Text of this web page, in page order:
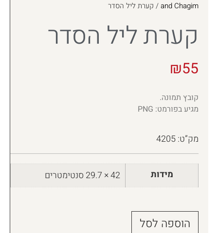
and Chagim/ קערת ליל הסדר
קערת ליל הסדר
₪55
קובץ תמונה.
מגיע בפורמט: PNG
מק”ט: 4205
מידות 42 × 29.7 סנטימטרים
הוספה לסל